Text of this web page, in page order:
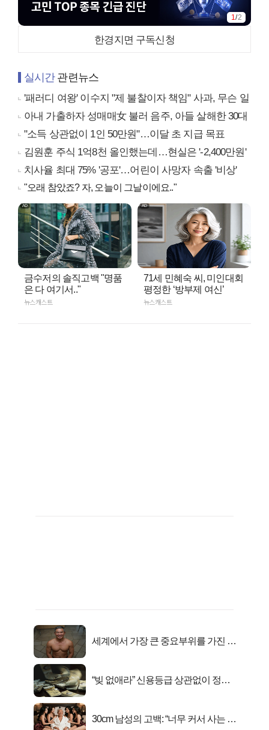
1/2
한경지면 구독신청
실시간관련뉴스
'패러디 여왕' 이수지 "제 불찰이자 책임" 사과, 무슨 일
아내 가출하자 성매매女 불러 음주, 아들 살해한 30대
"소득 상관없이 1인 50만원"…이달 초 지급 목표
김원훈 주식 1억8천 올인했는데…현실은 '-2,400만원'
치사율 최대 75% '공포'…어린이 사망자 속출 '비상'
"오래 참았죠? 자, 오늘이 그날이에요.."
금수저의 솔직고백 "명품
은 다 여기서.."
뉴스캐스트
71세 민혜숙 씨, 미인대회
평정한 ‘방부제 여신’
뉴스캐스트
세계에서 가장 큰 중요부위를 가진 남
“빚 없애라” 신용등급 상관없이 정부
30cm 남성의 고백: “너무 커서 사는 게